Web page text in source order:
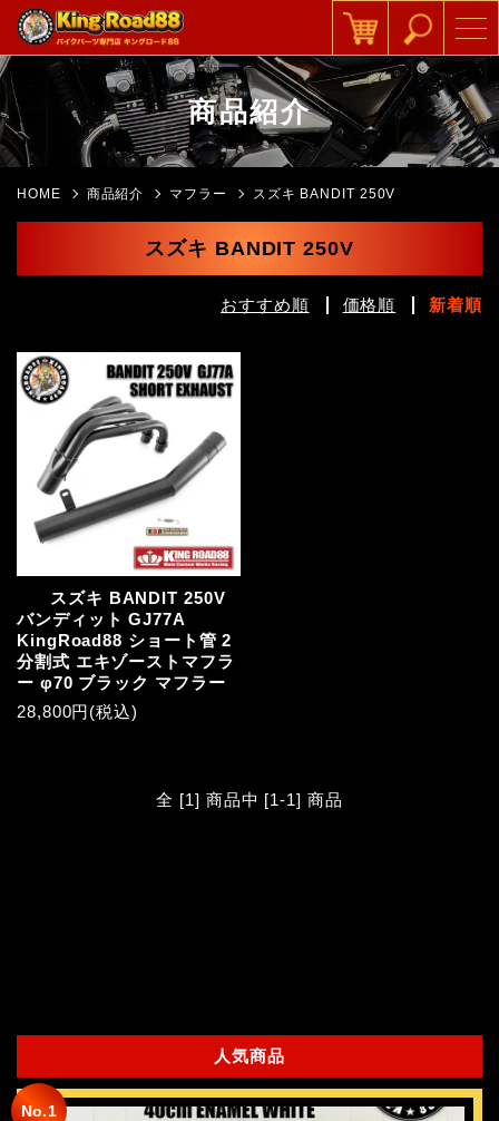
商品紹介
HOME 商品紹介 マフラー スズキ BANDIT 250V
スズキ BANDIT 250V
おすすめ順 価格順 新着順
スズキ BANDIT 250V
バンディット GJ77A
KingRoad88 ショート管 2
分割式 エキゾーストマフラ
ー φ70 ブラック マフラー
28,800円(税込)
全 [1] 商品中 [1-1] 商品
人気商品
No.1